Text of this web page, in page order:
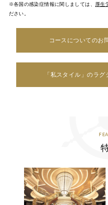
※各国の感染症情報に関しましては、
厚生
ださい。
コースについてのお
「私スタイル」のラ